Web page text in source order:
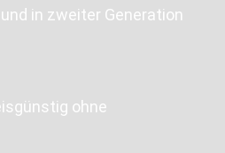
in zweiter Generation
ohne